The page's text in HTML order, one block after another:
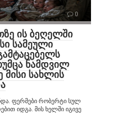
0
ის ბეღელში
სამეული
ნამდვილ
მისი სახლის
ფერმები რობერტი სულ
იდგა. მის ხელში იგივე